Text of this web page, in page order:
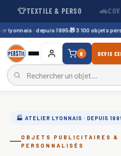
👕TEXTILE & PERSO 🚗
· depuis 1995🎁 3 100 objets
0 DEVIS
🏭 ATELIER LYONNAIS · DEPUIS
OBJETS PUBLICITAIRES &
PERSONNALISÉS